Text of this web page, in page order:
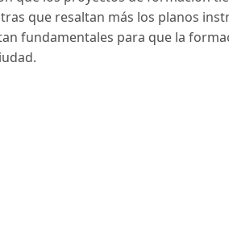
que resaltan más los planos
fundamentales para que la